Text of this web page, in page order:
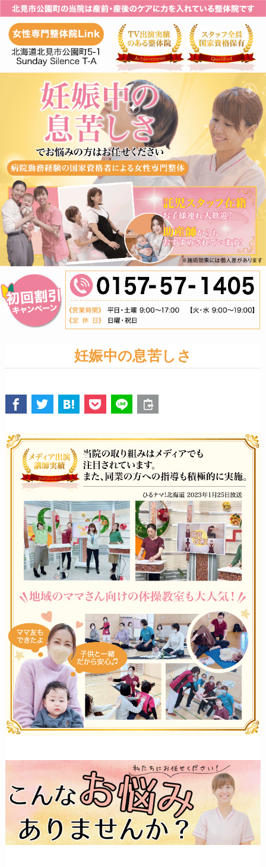
妊娠中の息苦しさ